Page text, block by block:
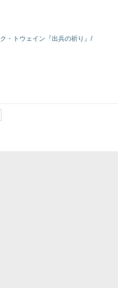
・トウェイン『出兵の祈り』/